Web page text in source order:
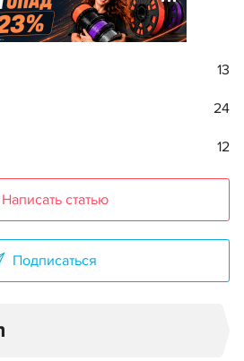
13
24
12
Написать статью
Подписаться